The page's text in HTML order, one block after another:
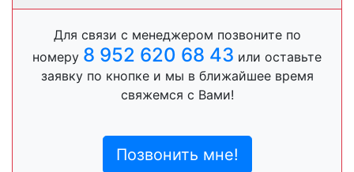
Для связи с менеджером позвоните по
номеру 8 952 620 68 43 или оставьте
заявку по кнопке и мы в ближайшее время
свяжемся с Вами!
Позвонить мне!